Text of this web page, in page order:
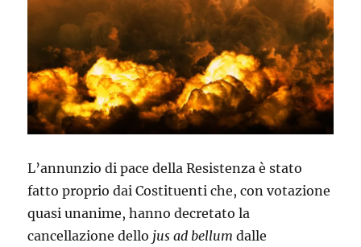
L’annunzio di pace della Resistenza è stato
fatto proprio dai Costituenti che, con votazione
quasi unanime, hanno decretato la
cancellazione dello jus ad bellum dalle